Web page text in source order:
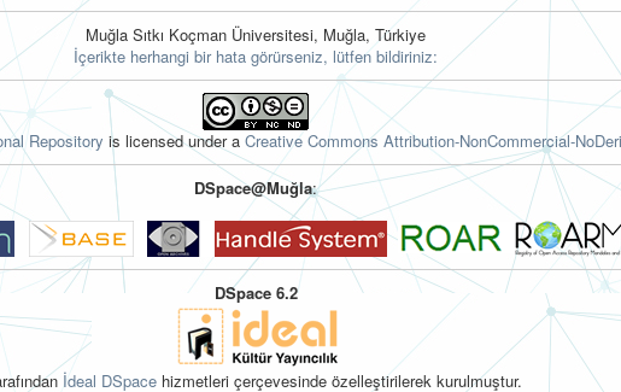
Muğla Sıtkı Koçman Üniversitesi, Muğla, Türkiye
İçerikte herhangi bir hata görürseniz, lütfen bildiriniz:
Repository is licensed under a Creative Commons Attribution-NonCommercial-
DSpace@Muğla:
DSpace 6.2
İdeal DSpace hizmetleri çerçevesinde özelleştirilerek kurulmuştur.